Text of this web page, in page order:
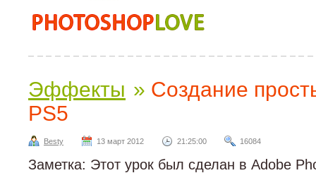
Эффекты » Создание
PS5
Besty 13 март 2012 21:25:00 16084
Заметка: Этот урок был сделан в Adobe